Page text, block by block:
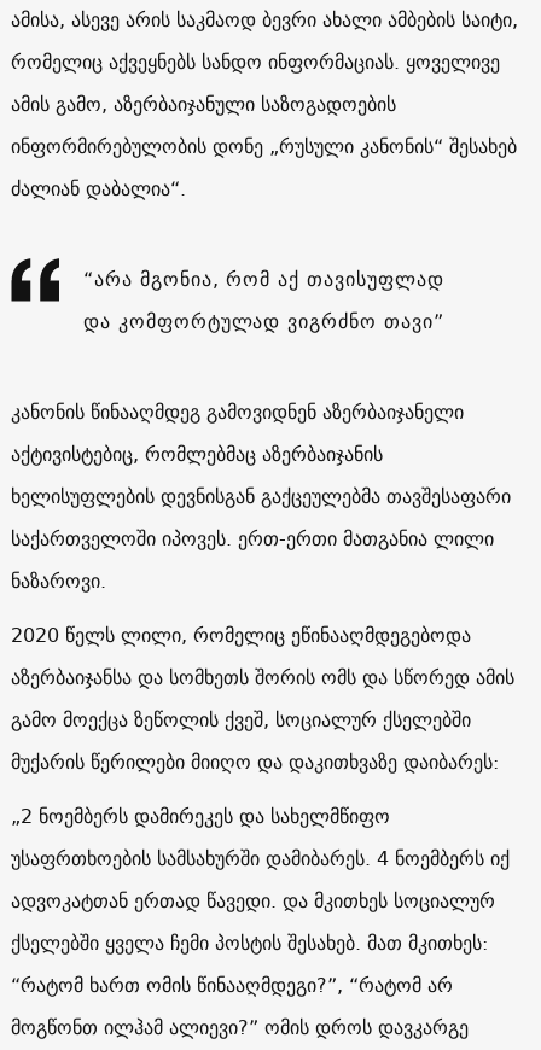
ამისა, ასევე არის საკმაოდ ბევრი ახალი ამბების საიტი,
რომელიც აქვეყნებს სანდო ინფორმაციას. ყოველივე
ამის გამო, აზერბაიჯანული საზოგადოების
ინფორმირებულობის დონე „რუსული კანონის“ შესახებ
ძალიან დაბალია“.
“არა მგონია, რომ აქ თავისუფლად
და კომფორტულად ვიგრძნო თავი”
კანონის წინააღმდეგ გამოვიდნენ აზერბაიჯანელი
აქტივისტებიც, რომლებმაც აზერბაიჯანის
ხელისუფლების დევნისგან გაქცეულებმა თავშესაფარი
საქართველოში იპოვეს. ერთ-ერთი მათგანია ლილი
ნაზაროვი.
2020 წელს ლილი, რომელიც ეწინააღმდეგებოდა
აზერბაიჯანსა და სომხეთს შორის ომს და სწორედ ამის
გამო მოექცა ზეწოლის ქვეშ, სოციალურ ქსელებში
მუქარის წერილები მიიღო და დაკითხვაზე დაიბარეს:
„2 ნოემბერს დამირეკეს და სახელმწიფო
უსაფრთხოების სამსახურში დამიბარეს. 4 ნოემბერს იქ
ადვოკატთან ერთად წავედი. და მკითხეს სოციალურ
ქსელებში ყველა ჩემი პოსტის შესახებ. მათ მკითხეს:
“რატომ ხართ ომის წინააღმდეგი?”, “რატომ არ
მოგწონთ ილჰამ ალიევი?” ომის დროს დავკარგე